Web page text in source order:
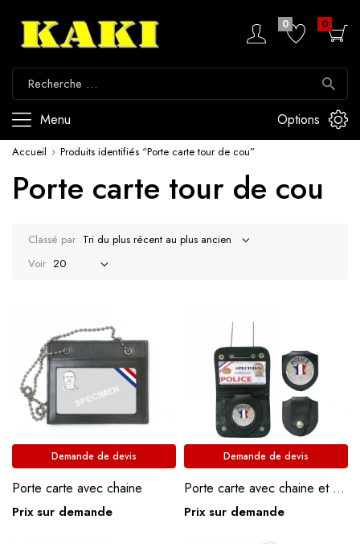
Menu Options
0 0
Accueil Produits identifiés “Porte carte tour de cou”
Porte carte tour de cou
Classé par
Voir
Demande de devis
Porte carte avec chaine
Prix sur demande
Demande de devis
Porte carte avec chaine et médaille Police
Prix sur demande